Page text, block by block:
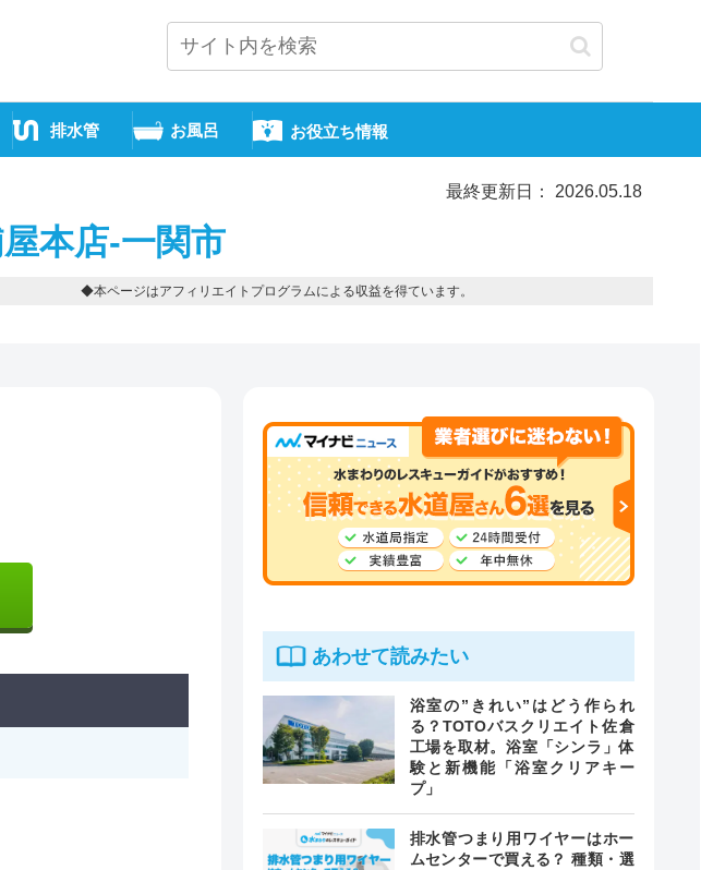
排水管 お風呂 お役立ち情報
最終更新日： 2026.05.18
本店-一関市
◆本ページはアフィリエイトプログラムによる収益を得ています。
あわせて読みたい
浴室の”きれい”はどう作られ
る？TOTOバスクリエイト佐倉
工場を取材。浴室「シンラ」体
験と新機能「浴室クリアキー
プ」
排水管つまり用ワイヤーはホー
ムセンターで買える？ 種類・選